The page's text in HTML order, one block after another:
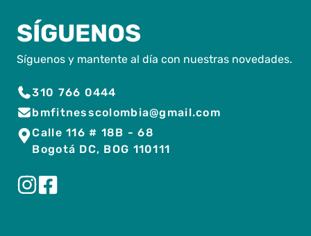
SÍGUENOS
Síguenos y mantente al día con nuestras novedades.
310 766 0444
bmfitnesscolombia@gmail.com
Calle 116 # 18B - 68
Bogotá DC, BOG 110111